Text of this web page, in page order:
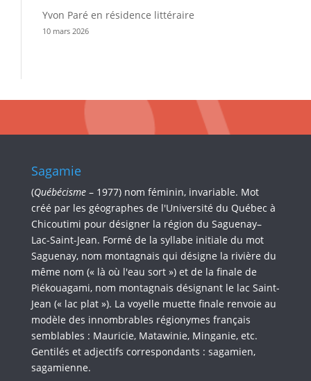
Yvon Paré en résidence littéraire
10 mars 2026
Sagamie
(Québécisme – 1977) nom féminin, invariable. Mot
créé par les géographes de l'Université du Québec à
Chicoutimi pour désigner la région du Saguenay–
Lac-Saint-Jean. Formé de la syllabe initiale du mot
Saguenay, nom montagnais qui désigne la rivière du
même nom (« là où l'eau sort ») et de la finale de
Piékouagami, nom montagnais désignant le lac Saint-
Jean (« lac plat »). La voyelle muette finale renvoie au
modèle des innombrables régionymes français
semblables : Mauricie, Matawinie, Minganie, etc.
Gentilés et adjectifs correspondants : sagamien,
sagamienne.